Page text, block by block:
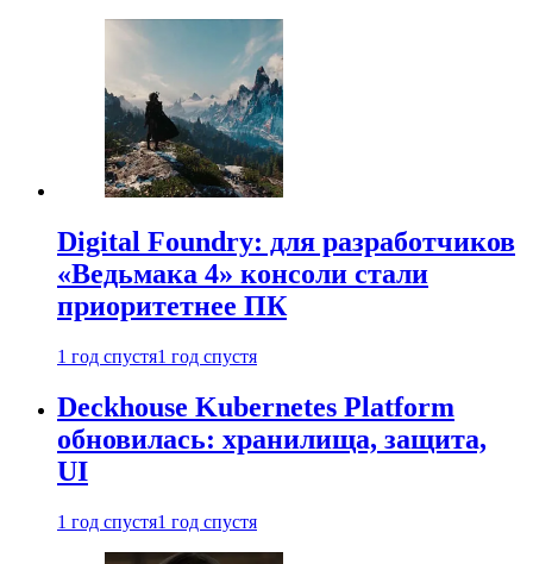
Digital Foundry: для разработчиков
«Ведьмака 4» консоли стали
приоритетнее ПК
1 год спустя1 год спустя
Deckhouse Kubernetes Platform
обновилась: хранилища, защита,
UI
1 год спустя1 год спустя